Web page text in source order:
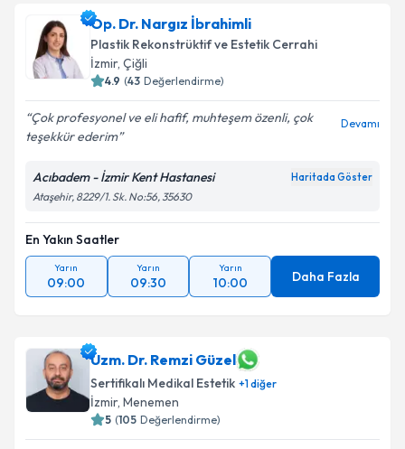
Op. Dr. Nargız İbrahimli
Plastik Rekonstrüktif ve Estetik Cerrahi
İzmir, Çiğli
4.9 (43 Değerlendirme)
Çok profesyonel ve eli hafif, muhteşem özenli, çok
teşekkür ederim
Devamı
Acıbadem - İzmir Kent Hastanesi Haritada Göster
Ataşehir, 8229/1. Sk. No:56, 35630
En Yakın Saatler
Yarın
09:00
Yarın
09:30
Yarın
10:00 Daha Fazla
Uzm. Dr. Remzi Güzel
Sertifikalı Medikal Estetik +1diğer
İzmir, Menemen
5 (105 Değerlendirme)